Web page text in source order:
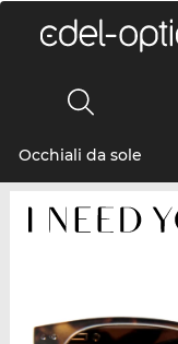
Occhiali da sole